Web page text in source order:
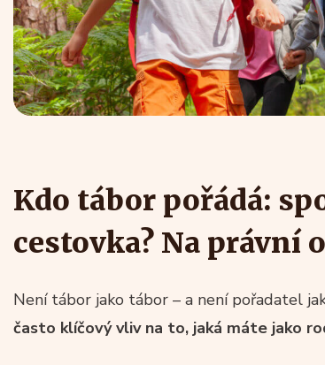
Kdo tábor pořádá:
cestovka? Na právní
Není tábor jako tábor – a není pořadatel
často klíčový vliv na to, jaká máte jako